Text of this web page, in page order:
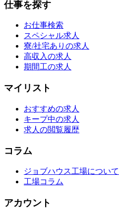
仕事を探す
お仕事検索
スペシャル求人
寮/社宅ありの求人
高収入の求人
期間工の求人
マイリスト
おすすめの求人
キープ中の求人
求人の閲覧履歴
コラム
ジョブハウス工場について
工場コラム
アカウント